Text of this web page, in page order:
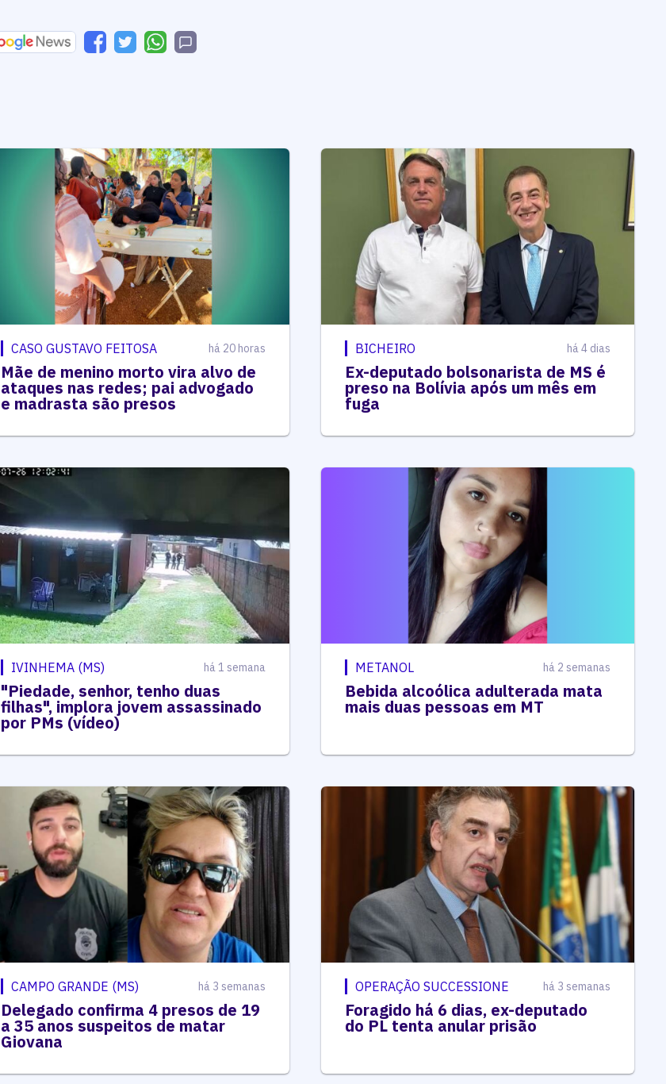
CASO GUSTAVO FEITOSA há 20 horas
Mãe de menino morto vira alvo de
ataques nas redes; pai advogado
e madrasta são presos
BICHEIRO há 4 dias
Ex-deputado bolsonarista de MS é
preso na Bolívia após um mês em
fuga
IVINHEMA (MS) há 1 semana
"Piedade, senhor, tenho duas
filhas", implora jovem assassinado
por PMs (vídeo)
METANOL há 2 semanas
Bebida alcoólica adulterada mata
mais duas pessoas em MT
CAMPO GRANDE (MS) há 3 semanas
Delegado confirma 4 presos de 19
a 35 anos suspeitos de matar
Giovana
OPERAÇÃO SUCCESSIONE há 3 semanas
Foragido há 6 dias, ex-deputado
do PL tenta anular prisão